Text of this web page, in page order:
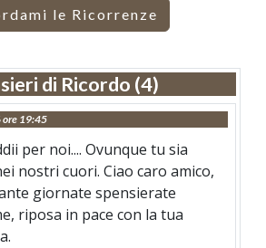
le Ricorrenze
di Ricordo (4)
19:45
per noi.... Ovunque tu sia
nostri cuori. Ciao caro amico,
giornate spensierate
riposa in pace con la tua